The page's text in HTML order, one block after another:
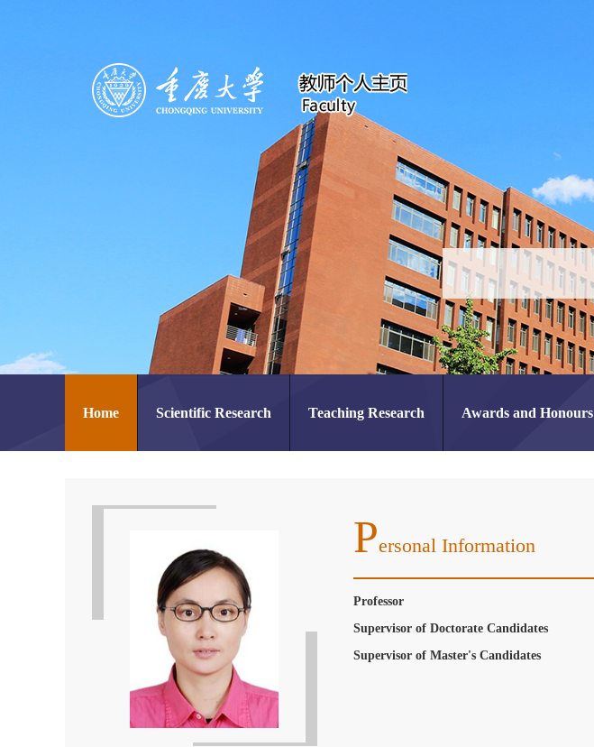
Home Scientific Research Teaching Research Awards and Honours
PErsonal Information
Professor
Supervisor of Doctorate Candidates
Supervisor of Master's Candidates